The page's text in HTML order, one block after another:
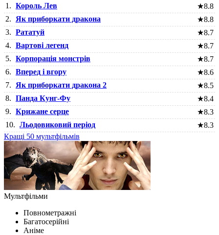
1. Король Лев ★8.8
2.
Як приборкати дракона ★8.8
3. Рататуй ★8.7
4. Вартові легенд ★8.7
5. Корпорація монстрів ★8.7
6. Вперед і вгору ★8.6
7.
Як приборкати дракона 2 ★8.5
8. Панда Кунг-Фу ★8.4
9. Крижане серце ★8.3
10. Льодовиковий період ★8.3
Кращі 50 мультфільмів
Мультфільми
Повнометражні
Багатосерійні
Аніме